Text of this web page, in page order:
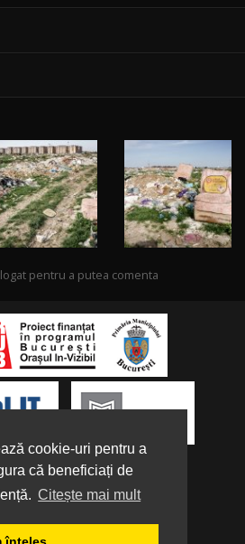
cookie-uri pentru a
că beneficiați de
Citește mai mult
pentru a putea comenta
| Parteneri